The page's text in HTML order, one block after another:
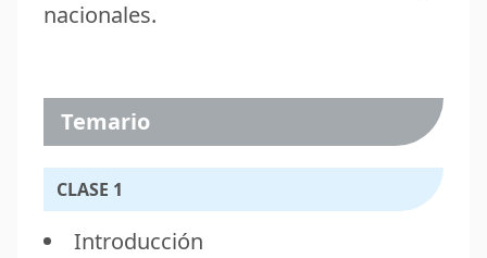
nacionales.
Temario
CLASE 1
Introducción